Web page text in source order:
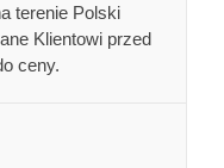
terenie Polski
Klientowi przed
ceny.